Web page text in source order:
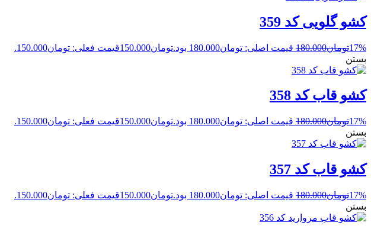
کشو گلویی کد 359
17%تومان180.000 قیمت اصلی: تومان180.000 بود. تومان150.000قیمت فعلی: تومان150.000.
بستن
کشو قاب کد 358
17%تومان180.000 قیمت اصلی: تومان180.000 بود. تومان150.000قیمت فعلی: تومان150.000.
بستن
کشو قاب کد 357
17%تومان180.000 قیمت اصلی: تومان180.000 بود. تومان150.000قیمت فعلی: تومان150.000.
بستن